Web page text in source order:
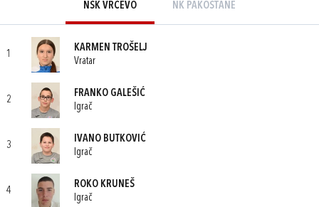
NŠK VRČEVO NK PAKOŠTANE
1
KARMEN TROŠELJ
Vratar
2
FRANKO GALEŠIĆ
Igrač
3
IVANO BUTKOVIĆ
Igrač
4
ROKO KRUNEŠ
Igrač